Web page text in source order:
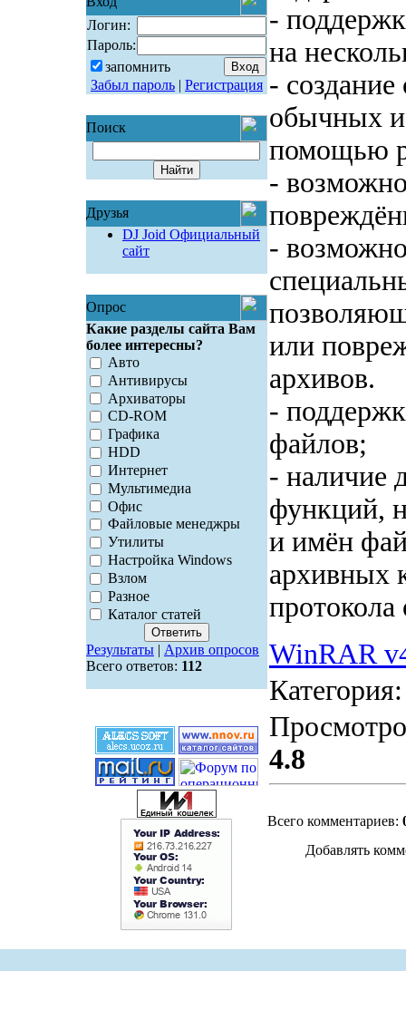
Логин:
Пароль:
запомнить
Забыл пароль| Регистрация
Поиск
Друзья
DJ Joid Официальный
сайт
Опрос
Какие разделы сайта Вам
более интересны?
Авто
Антивирусы
Архиваторы
CD-ROM
Графика
HDD
Интернет
Мультимедиа
Офис
Файловые менеджры
Утилиты
Настройка Windows
Взлом
Разное
Каталог статей
Результаты| Архив опросов
Всего ответов: 112
-
на
-
обычных
помощью
-
-
или
архивов.
-
файлов;
- наличие
функций,
и имён
архивных
WinRAR
4.8
Всего комментариев:
Добавлять